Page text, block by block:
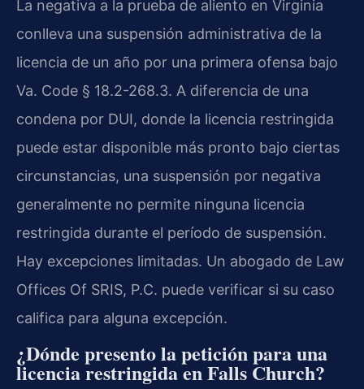
La negativa a la prueba de aliento en Virginia
conlleva una suspensión administrativa de la
licencia de un año por una primera ofensa bajo
Va. Code § 18.2-268.3. A diferencia de una
condena por DUI, donde la licencia restringida
puede estar disponible más pronto bajo ciertas
circunstancias, una suspensión por negativa
generalmente no permite ninguna licencia
restringida durante el período de suspensión.
Hay excepciones limitadas. Un abogado de Law
Offices Of SRIS, P.C. puede verificar si su caso
califica para alguna excepción.
¿Dónde presento la petición para una
licencia restringida en Falls Church?